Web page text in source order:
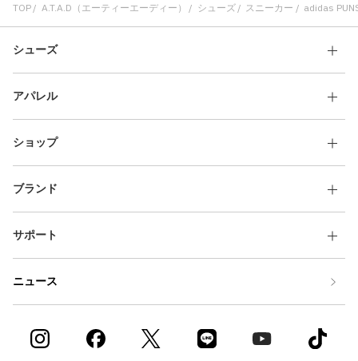
TOP
A.T.A.D（エーティーエーディー） シューズ スニーカー adidas
シューズ
アパレル
ショップ
ブランド
サポート
ニュース